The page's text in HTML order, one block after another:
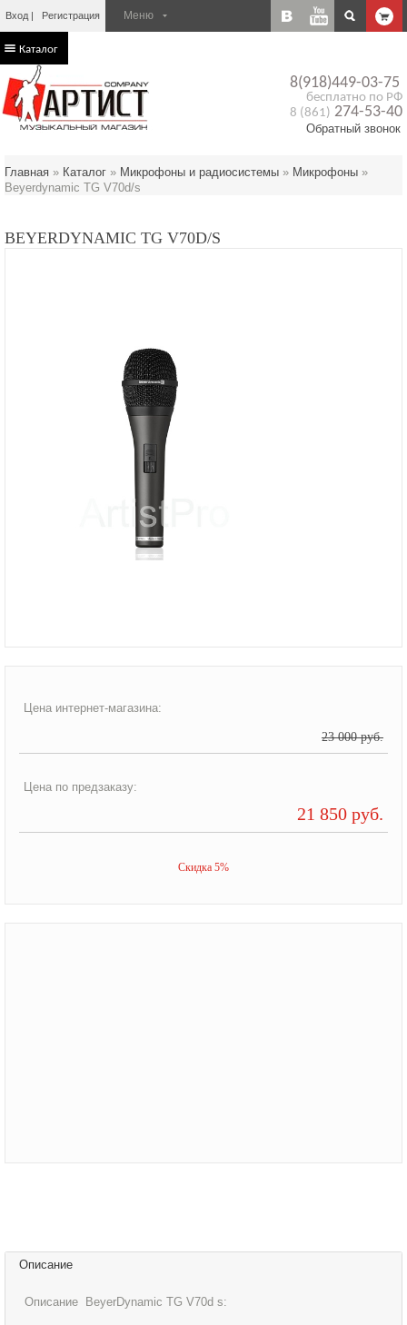
Вход Регистрация
8(918)449-03-75
бесплатно по РФ
8 (861) 274-53-40
Обратный звонок
Каталог
Главная » Каталог » Микрофоны и радиосистемы » Микрофоны »
Beyerdynamic TG V70d/s
BEYERDYNAMIC TG V70D/S
Цена интернет-магазина:
23 000 руб.
Цена по предзаказу:
21 850 руб.
Скидка 5%
Описание
Описание BeyerDynamic TG V70d s: